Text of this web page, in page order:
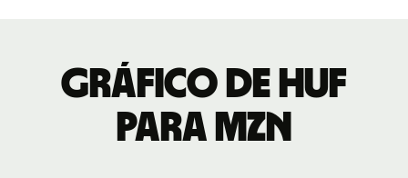
Gráfico de HUF
para MZN